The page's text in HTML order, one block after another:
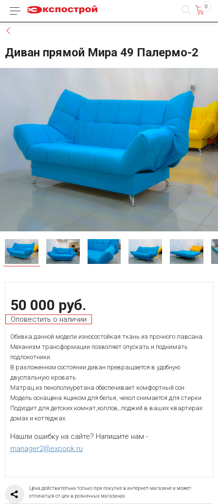
Каталог товаров 0
Диван прямой Мира 49 Палермо-2
50 000 руб.
Оповестить о наличии
Обивка данной модели износостойкая ткань из прочного лавсана.
Механизм трансформации позволяет опускать и поднимать
подлокотники.
В разложенном состоянии диван превращается в удобную
двуспальную кровать.
Матрац из пенополиуретана обеспечивает комфортный сон.
Модель оснащена ящиком для белья, чехол снимается для стирки.
Подходит для детских комнат,холлов, лоджий в ваших квартирах
домах и коттеджах.
Нашли ошибку на сайте? Напишите нам -
manager2@expopk.ru
Цена действительна только при покупке в интернет-магазине и может
отличаться от цен в розничных магазинах